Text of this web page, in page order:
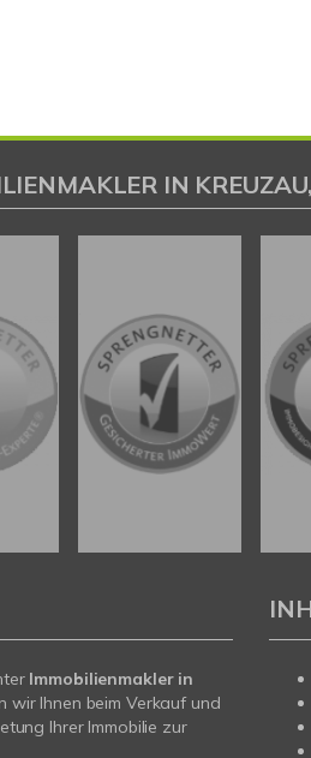
IN
Immobilienmakler in
wir Ihnen beim Verkauf und
Ihrer Immobilie zur